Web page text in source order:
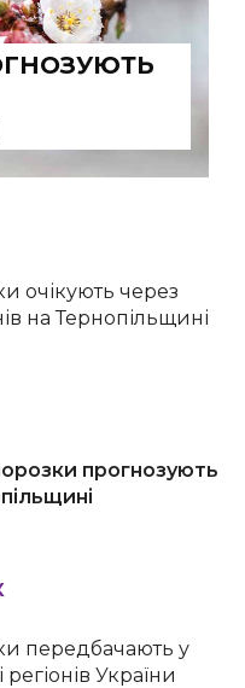
очікують через
на Тернопільщині
прогнозують
передбачають у
регіонів України